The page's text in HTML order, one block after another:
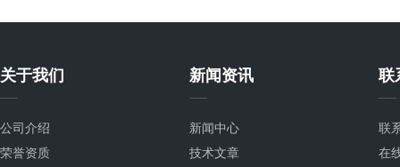
关于我们
公司介绍
荣誉资质
新闻资讯
新闻中心
技术文章
联
联
在